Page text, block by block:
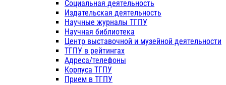
Социальная деятельность
Издательская деятельность
Научные журналы ТГПУ
Научная библиотека
Центр выставочной и музейной деятельности
ТГПУ в рейтингах
Адреса/телефоны
Корпуса ТГПУ
Прием в ТГПУ